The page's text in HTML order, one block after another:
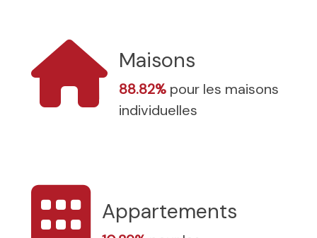
Maisons
88.82% pour les maisons
individuelles
Appartements